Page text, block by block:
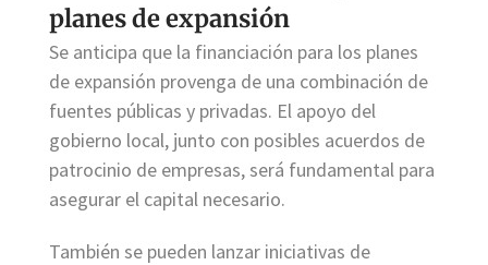
planes de expansión
Se anticipa que la financiación para los planes
de expansión provenga de una combinación de
fuentes públicas y privadas. El apoyo del
gobierno local, junto con posibles acuerdos de
patrocinio de empresas, será fundamental para
asegurar el capital necesario.
También se pueden lanzar iniciativas de